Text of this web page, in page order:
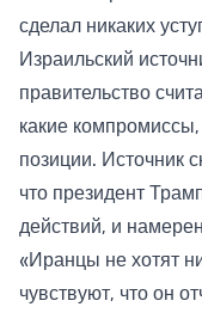
сделал никаких
Израильский
правительство
какие
позиции. Источник
что президент
действий, и
«Иранцы не хотят
чувствуют, что он